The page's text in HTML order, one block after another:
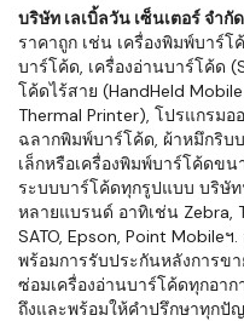
บริษัท เลเบิ้ลวัน เซ็นเตอร์ จำกัด
ราคาถูก เช่น เครื่องพิมพ์บาร์โ
บาร์โค้ด, เครื่องอ่านบาร์โค้ด
โค้ดไร้สาย (HandHeld
Thermal Printer), โปรแกรม
ฉลากพิมพ์บาร์โค้ด, ผ้าหมึกริบ
เล็กหรือเครื่องพิมพ์บาร์โค้ดข
ระบบบาร์โค้ดทุกรูปแบบ บริษั
หลายแบรนด์ อาทิเช่น Zebra,
SATO, Epson, Point
พร้อมการรับประกันหลังการข
ซ่อมเครื่องอ่านบาร์โค้ดทุกอาก
ถึงและพร้อมให้คำปรึกษาทุกปั